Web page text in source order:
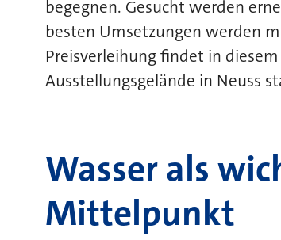
begegnen. Gesucht werden
besten Umsetzungen werden
Preisverleihung findet in
Ausstellungsgelände in Neuss
Wasser als
Mittelpunkt